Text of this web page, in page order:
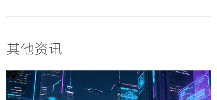
其他资讯